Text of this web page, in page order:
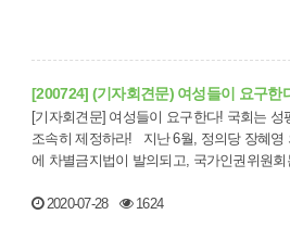
[200724] (기자회견문) 여성들이 요구
[기자회견문] 여성들이 요구한다! 국회는
조속히 제정하라! 지난 6월, 정의당 장혜영 의원 대표발의로 21대 국회
에 차별금지법이 발의되고, 국가인권위원
2020-07-28 1624